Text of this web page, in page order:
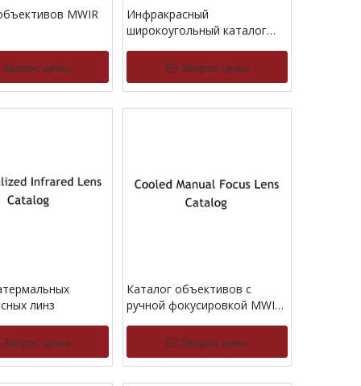
MWIR
Запрос цены
Инфракрасный
широкоугольный каталог
Запрос цены
линз
Запрос цены
Каталог объективов с
ручной фокусировкой MWIR
Запрос цены